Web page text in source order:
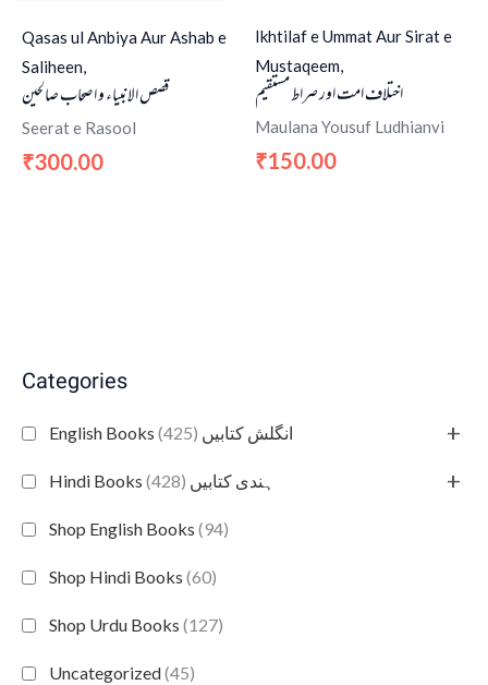
Categories
English Books انگلش کتابیں (425) +
Hindi Books ہندی کتابیں (428) +
Shop English Books (94)
Shop Hindi Books (60)
Shop Urdu Books (127)
Uncategorized(45)
Qasas ul Anbiya Aur Ashab e
Saliheen,
قصص الانبیاء و اصحاب صالحین
Seerat e Rasool
₹300.00
Ikhtilaf e Ummat Aur Sirat e
Mustaqeem,
اختلاف امت اور صراط مستقیم
Maulana Yousuf Ludhianvi
₹150.00